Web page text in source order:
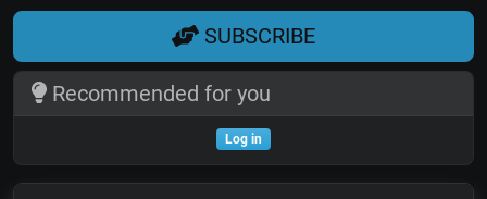
SUBSCRIBE
Recommended for you
Log in